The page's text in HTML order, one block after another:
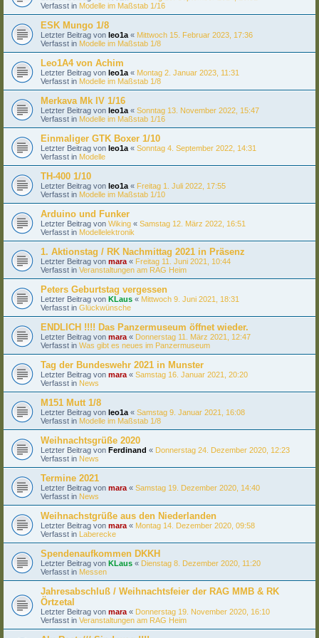
Verfasst in Modelle im Maßstab 1/16
ESK Mungo 1/8
Letzter Beitrag von leo1a « Mittwoch 15. Februar 2023, 17:36
Verfasst in Modelle im Maßstab 1/8
Leo1A4 von Achim
Letzter Beitrag von leo1a « Montag 2. Januar 2023, 11:31
Verfasst in Modelle im Maßstab 1/8
Merkava Mk IV 1/16
Letzter Beitrag von leo1a « Sonntag 13. November 2022, 15:47
Verfasst in Modelle im Maßstab 1/16
Einmaliger GTK Boxer 1/10
Letzter Beitrag von leo1a « Sonntag 4. September 2022, 14:31
Verfasst in Modelle
TH-400 1/10
Letzter Beitrag von leo1a « Freitag 1. Juli 2022, 17:55
Verfasst in Modelle im Maßstab 1/10
Arduino und Funker
Letzter Beitrag von Wiking « Samstag 12. März 2022, 16:51
Verfasst in Modellelektronik
1. Aktionstag / RK Nachmittag 2021 in Präsenz
Letzter Beitrag von mara « Freitag 11. Juni 2021, 10:44
Verfasst in Veranstaltungen am RAG Heim
Peters Geburtstag vergessen
Letzter Beitrag von KLaus « Mittwoch 9. Juni 2021, 18:31
Verfasst in Glückwünsche
ENDLICH !!!! Das Panzermuseum öffnet wieder.
Letzter Beitrag von mara « Donnerstag 11. März 2021, 12:47
Verfasst in Was gibt es neues im Panzermuseum
Tag der Bundeswehr 2021 in Munster
Letzter Beitrag von mara « Samstag 16. Januar 2021, 20:20
Verfasst in News
M151 Mutt 1/8
Letzter Beitrag von leo1a « Samstag 9. Januar 2021, 16:08
Verfasst in Modelle im Maßstab 1/8
Weihnachtsgrüße 2020
Letzter Beitrag von Ferdinand « Donnerstag 24. Dezember 2020, 12:23
Verfasst in News
Termine 2021
Letzter Beitrag von mara « Samstag 19. Dezember 2020, 14:40
Verfasst in News
Weihnachstgrüße aus den Niederlanden
Letzter Beitrag von mara « Montag 14. Dezember 2020, 09:58
Verfasst in Laberecke
Spendenaufkommen DKKH
Letzter Beitrag von KLaus « Dienstag 8. Dezember 2020, 11:20
Verfasst in Messen
Jahresabschluß / Weihnachtsfeier der RAG MMB & RK
Örtzetal
Letzter Beitrag von mara « Donnerstag 19. November 2020, 16:10
Verfasst in Veranstaltungen am RAG Heim